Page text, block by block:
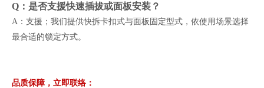
Q：是否支援快速插拔或面板安装？
A：支援；我们提供快拆卡扣式与面板固定型式，依使用场景选择
最合适的锁定方式。
品质保障，立即联络：